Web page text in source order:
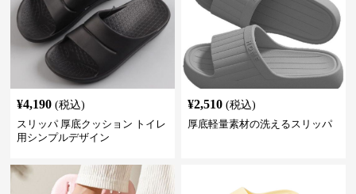
¥4,190 (税込)
スリッパ 厚底クッション トイレ
用シンプルデザイン
¥2,510 (税込)
厚底軽量素材の洗えるスリッパ